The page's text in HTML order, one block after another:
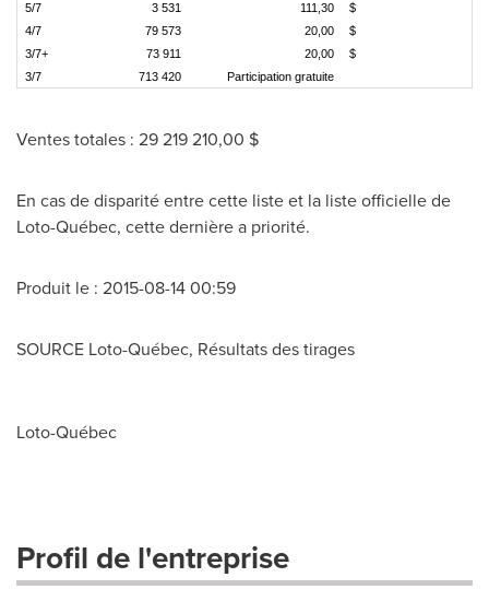
5/7
3 531 111,30
$
4/7
79 573 20,00
$
3/7+
73 911 20,00
$
3/7
713 420 Participation gratuite
Ventes totales : 29 219 210,00 $
En cas de disparité entre cette liste et la liste officielle de
Loto-Québec, cette dernière a priorité.
Produit le : 2015-08-14 00:59
SOURCE Loto-Québec, Résultats des tirages
Loto-Québec
Profil de l'entreprise